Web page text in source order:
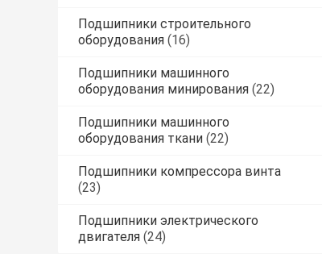
Подшипники строительного
оборудования (16)
Подшипники машинного
оборудования минирования (22)
Подшипники машинного
оборудования ткани (22)
Подшипники компрессора винта
(23)
Подшипники электрического
двигателя (24)